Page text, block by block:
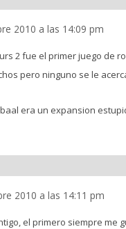
2010 a las 14:09 pm
2 fue el primer juego de
pero ninguno se le
era un expansion
2010 a las 14:11 pm
el primero siempre me